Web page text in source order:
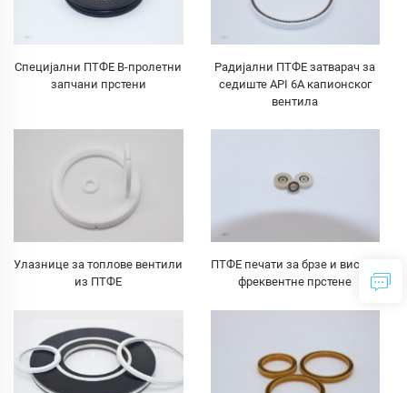
Специјални ПТФЕ В-пролетни
запчани прстени
Радијални ПТФЕ затварач за
седиште API 6A капионског
вентила
Улазнице за топлове вентили
из ПТФЕ
ПТФЕ печати за брзе и високо
фреквентне прстене